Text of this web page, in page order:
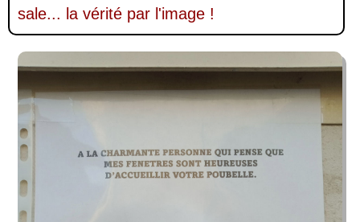
sale... la vérité par l'image !